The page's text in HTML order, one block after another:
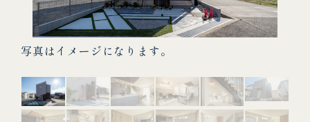
写真はイメージになります。